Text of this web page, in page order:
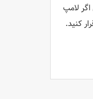
لامپ
کنید.